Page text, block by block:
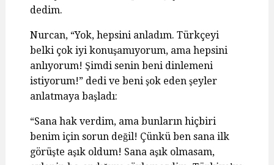
dedim.
Nurcan, “Yok, hepsini anladım. Türkçeyi
belki çok iyi konuşamıyorum, ama hepsini
anlıyorum! Şimdi senin beni dinlemeni
istiyorum!” dedi ve beni şok eden şeyler
anlatmaya başladı:
“Sana hak verdim, ama bunların hiçbiri
benim için sorun değil! Çünkü ben sana ilk
görüşte aşık oldum! Sana aşık olmasam,